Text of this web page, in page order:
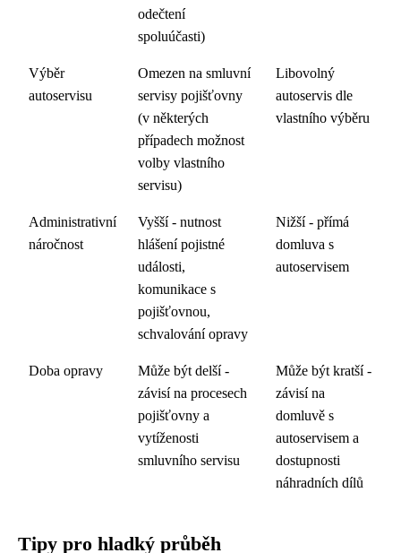
odečtení
spoluúčasti)
Výběr
autoservisu
Omezen na smluvní
servisy pojišťovny
(v některých
případech možnost
volby vlastního
servisu)
Libovolný
autoservis dle
vlastního výběru
Administrativní
náročnost
Vyšší - nutnost
hlášení pojistné
události,
komunikace s
pojišťovnou,
schvalování opravy
Nižší - přímá
domluva s
autoservisem
Doba opravy
Může být delší -
závisí na procesech
pojišťovny a
vytíženosti
smluvního servisu
Může být kratší -
závisí na
domluvě s
autoservisem a
dostupnosti
náhradních dílů
Tipy pro hladký průběh